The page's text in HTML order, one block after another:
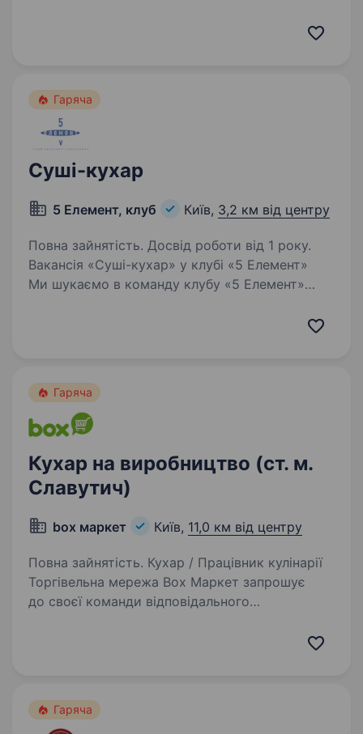
Гаряча
Суші-кухар
5 Елемент, клуб Київ, 3,2 км від центру
Повна зайнятість. Досвід роботи від 1 року.
Вакансія «Суші-кухар» у клубі «5 Елемент»
Ми шукаємо в команду клубу «5 Елемент»
Гаряча
Кухар на виробництво (ст. м.
Славутич)
box маркет Київ, 11,0 км від центру
Повна зайнятість. Кухар / Працівник кулінарії
Торгівельна мережа Box Маркет запрошує
до своєї команди відповідального
Гаряча